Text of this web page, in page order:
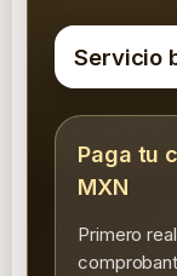
Servicio
Paga tu
MXN
Primero